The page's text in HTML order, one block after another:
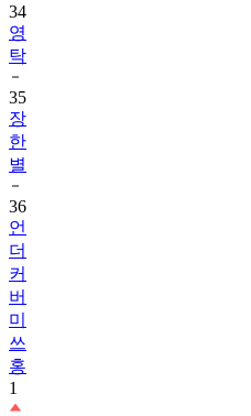
34
영
탁
35
장
한
별
36
언
더
커
버
미
쓰
홍
1